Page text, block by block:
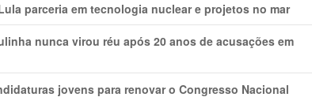
parceria em tecnologia nuclear e projetos no mar
nunca virou réu após 20 anos de acusações em
jovens para renovar o Congresso Nacional